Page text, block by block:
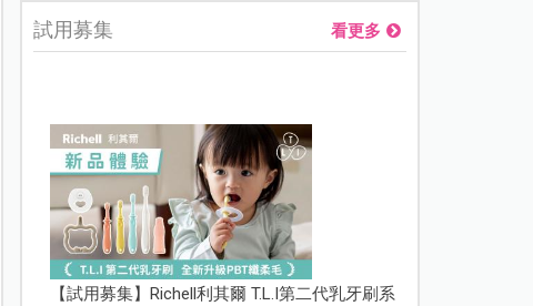
試用募集 看更多
【試用募集】Richell利其爾 T.L.I第二代乳牙刷系